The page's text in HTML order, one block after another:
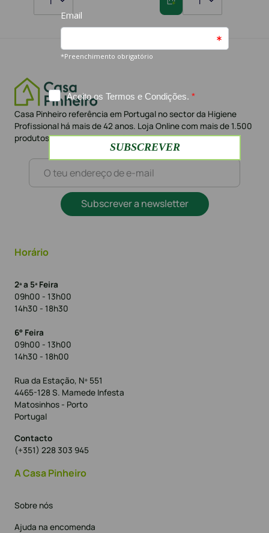
Casa Pinheiro referência em Portugal no sector da Higiene
Profissional há mais de 42 anos. Loja Online com mais de 1.500
produtos e mais de 10.000 clientes
Subscrever a newsletter
Horário
2ª a 5ª Feira
09h00 - 13h00
14h30 - 18h30
6° Feira
09h00 - 13h00
14h30 - 18h00
Rua da Estação, Nº 551
4465-128 S. Mamede Infesta
Matosinhos - Porto
Portugal
Contacto
(+351) 228 303 945
A Casa Pinheiro
Sobre nós
Ajuda na encomenda